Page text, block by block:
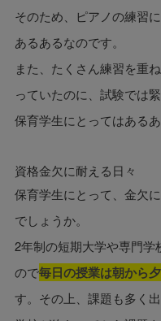
そのため、ピアノの練習
あるあるなのです。
また、たくさん練習を重
っていたのに、試験では
保育学生にとってはある
資格金欠に耐える日々
保育学生にとって、金欠
でしょうか。
2年制の短期大学や専門
ので毎日の授業は朝から
す。その上、課題も多く出